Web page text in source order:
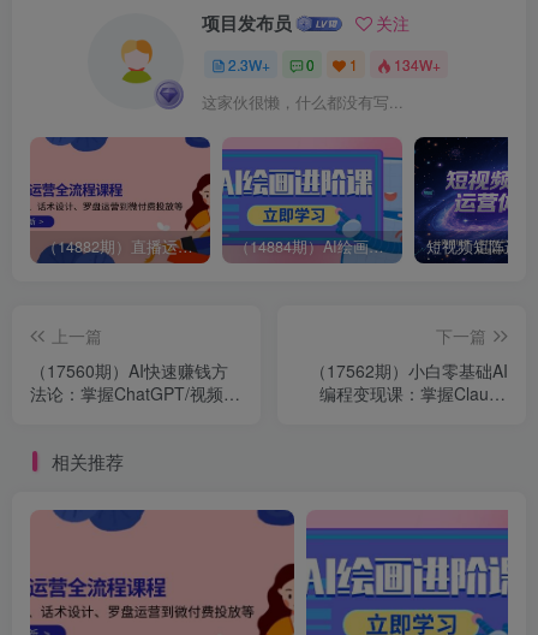
项目发布员 关注
2.3W+ 0 1 134W+
这家伙很懒，什么都没有写...
（14882期）直播运营全流程课程-5月更新：从起号、话术设计、罗盘运营到微付费投放等 （14884期）AI绘画进阶课，涵盖电商摄影等多领域，PS操作与AI工具使用全面教学
上一篇
（17560期）AI快速赚钱方
法论：掌握ChatGPT/视频
产品
下一篇
（17562期）小白零基础AI
编程变现课：掌握Claude
相关推荐